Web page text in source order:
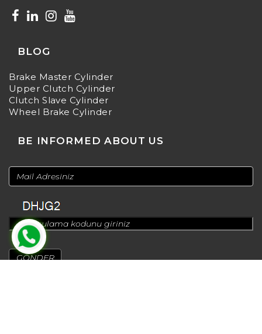
BLOG
Brake Master Cylinder
Upper Clutch Cylinder
Clutch Slave Cylinder
Wheel Brake Cylinder
BE INFORMED ABOUT US